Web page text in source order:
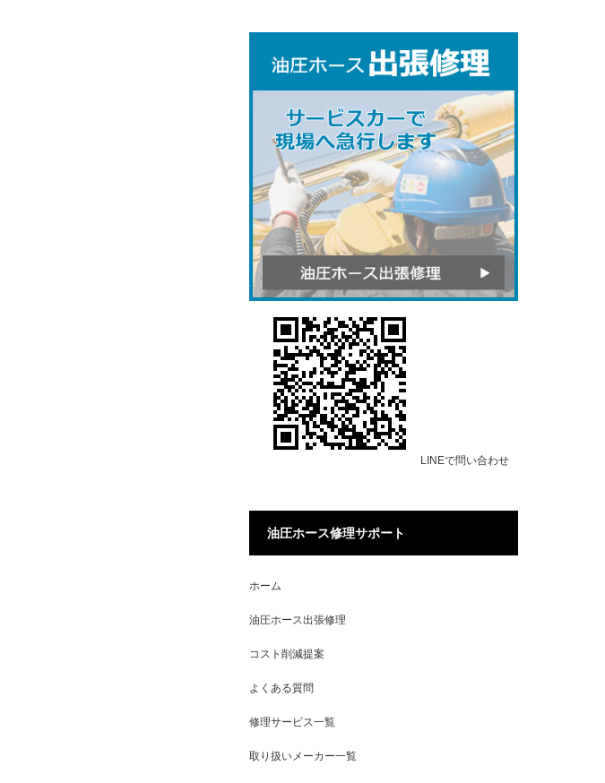
LINEで問い合わせ
油圧ホース修理サポート
ホーム
油圧ホース出張修理
コスト削減提案
よくある質問
修理サービス一覧
取り扱いメーカー一覧